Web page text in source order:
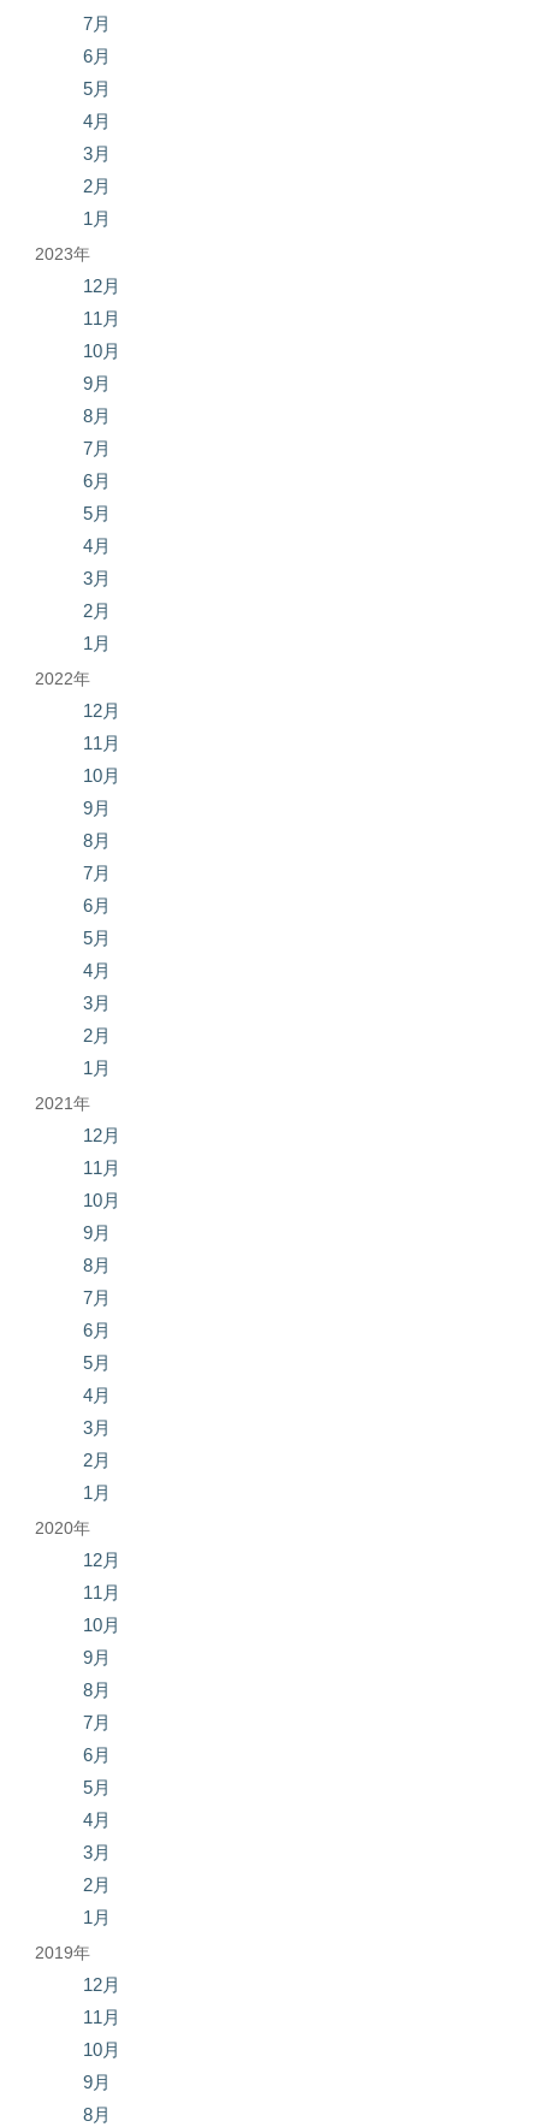
7月
6月
5月
4月
3月
2月
1月
2023年
12月
11月
10月
9月
8月
7月
6月
5月
4月
3月
2月
1月
2022年
12月
11月
10月
9月
8月
7月
6月
5月
4月
3月
2月
1月
2021年
12月
11月
10月
9月
8月
7月
6月
5月
4月
3月
2月
1月
2020年
12月
11月
10月
9月
8月
7月
6月
5月
4月
3月
2月
1月
2019年
12月
11月
10月
9月
8月